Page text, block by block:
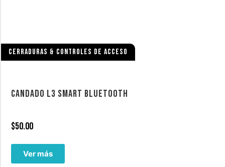
CERRADURAS & CONTROLES DE ACCESO
CANDADO L3 SMART BLUETOOTH
$50.00
Ver más